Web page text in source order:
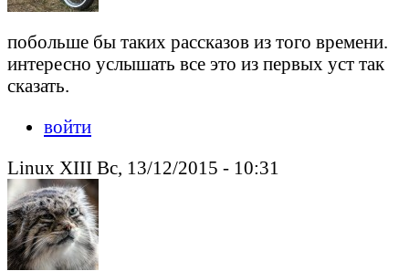
побольше бы таких рассказов из того времени.
интересно услышать все это из первых уст так
сказать.
войти
Linux XIII Вс, 13/12/2015 - 10:31